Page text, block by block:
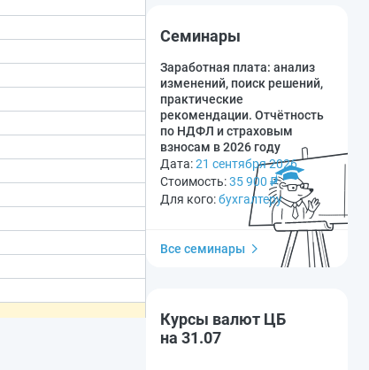
Семинары
Заработная плата: анализ
изменений, поиск решений,
практические
рекомендации. Отчётность
по НДФЛ и страховым
взносам в 2026 году
Дата:21 сентября 2026
Стоимость:35 900 ₽
Для кого:бухгалтеру
Все семинары
Курсы валют ЦБ
на 31.07